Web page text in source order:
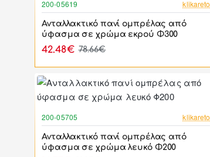
200-05619 klikareto
Ανταλλακτικό πανί ομπρέλας από
ύφασμα σε χρώμα εκρού Φ300
42.48€ 78.66€
200-05705 klikareto
Ανταλλακτικό πανί ομπρέλας από
ύφασμα σε χρώμα λευκό Φ200